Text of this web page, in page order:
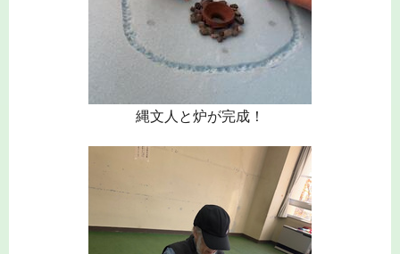
縄文人と炉が完成！